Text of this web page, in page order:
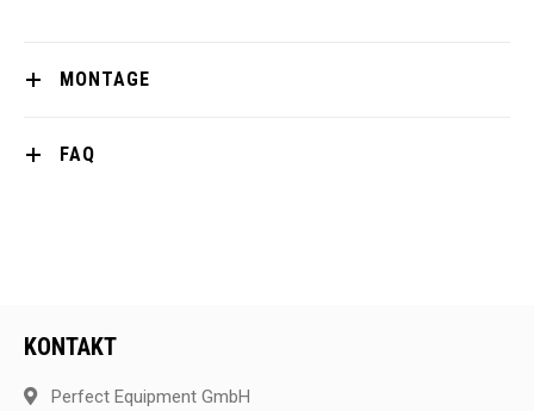
MONTAGE
FAQ
KONTAKT
Perfect Equipment GmbH